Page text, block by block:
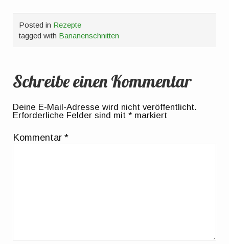
Posted in Rezepte
tagged with Bananenschnitten
Schreibe einen Kommentar
Deine E-Mail-Adresse wird nicht veröffentlicht.
Erforderliche Felder sind mit* markiert
Kommentar*